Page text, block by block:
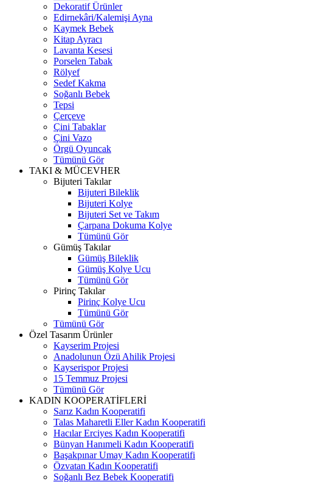
Dekoratif Ürünler
Edirnekâri/Kalemişi Ayna
Kaymek Bebek
Kitap Ayracı
Lavanta Kesesi
Porselen Tabak
Rölyef
Sedef Kakma
Soğanlı Bebek
Tepsi
Çerçeve
Çini Tabaklar
Çini Vazo
Örgü Oyuncak
Tümünü Gör
TAKI & MÜCEVHER
Bijuteri Takılar
Bijuteri Bileklik
Bijuteri Kolye
Bijuteri Set ve Takım
Çarpana Dokuma Kolye
Tümünü Gör
Gümüş Takılar
Gümüş Bileklik
Gümüş Kolye Ucu
Tümünü Gör
Pirinç Takılar
Pirinç Kolye Ucu
Tümünü Gör
Tümünü Gör
Özel Tasarım Ürünler
Kayserim Projesi
Anadolunun Özü Ahilik Projesi
Kayserispor Projesi
15 Temmuz Projesi
Tümünü Gör
KADIN KOOPERATİFLERİ
Sarız Kadın Kooperatifi
Talas Maharetli Eller Kadın Kooperatifi
Hacılar Erciyes Kadın Kooperatifi
Bünyan Hanımeli Kadın Kooperatifi
Başakpınar Umay Kadın Kooperatifi
Özvatan Kadın Kooperatifi
Soğanlı Bez Bebek Kooperatifi